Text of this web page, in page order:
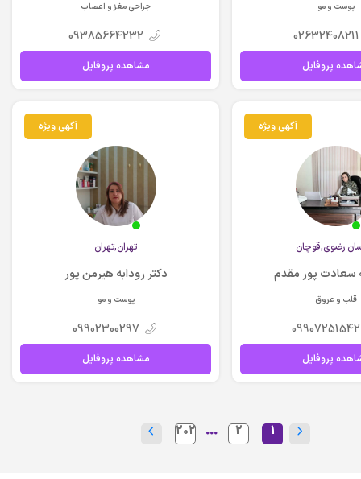
پوست و مو
02632408211
پروفایل
جراحی مغز و اعصاب
09385664232
مشاهده پروفایل
آگهی ویژه
رضوي,قوچان
سعادت پور مقدم
قلب و عروق
09907251542
پروفایل
آگهی ویژه
تهران,تهران
دکتر رودابه هیرمن پور
پوست و مو
09902300297
مشاهده پروفایل
1
2
202